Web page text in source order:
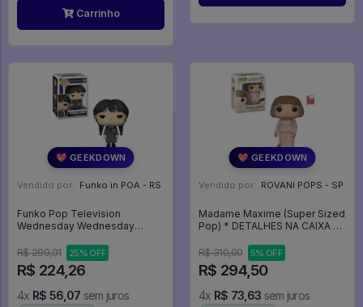
Carrinho
💖 GEEKDOWN
Vendido por: Funko in POA - RS
Funko Pop Television
Wednesday Wednesday
Television #1309
R$ 299,01 25% OFF
R$ 224,26
4x R$ 56,07 sem juros
💖 GEEKDOWN
Vendido por: ROVANI POPS - SP
Madame Maxime (Super Sized
Pop) * DETALHES NA CAIXA -
R$ 310,00
5% OFF
R$ 294,50
4x R$ 73,63 sem juros